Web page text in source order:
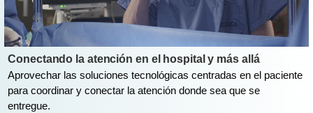
Conectando la atención en el hospital y más allá
Aprovechar las soluciones tecnológicas centradas en el paciente
para coordinar y conectar la atención donde sea que se
entregue.